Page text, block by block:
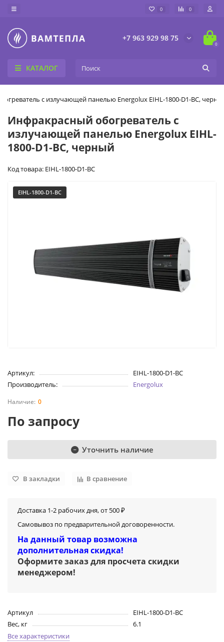
0 0
+7 963 929 98 75
0
КАТАЛОГ
с излучающей панелью Energolux EIHL-1800-D1-BC,
Инфракрасный обогреватель с
излучающей панелью Energolux EIHL-
1800-D1-BC, черный
Код товара: EIHL-1800-D1-BC
EIHL-1800-D1-BC
Артикул:
EIHL-1800-D1-BC
Производитель:
Energolux
0
По запросу
Уточнить наличие
В закладки В сравнение
Доставка 1-2 рабочих дня, от 500 ₽
Самовывоз по предварительной договоренности.
На данный товар возможна
дополнительная скидка!
Оформите заказ для просчета скидки
менеджером!
Артикул
EIHL-1800-D1-BC
Вес, кг
6.1
Все характеристики